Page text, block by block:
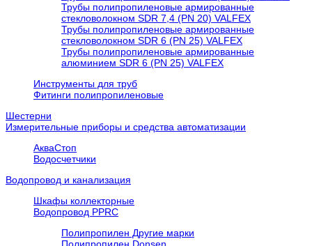
Трубы полипропиленовые армированные
стекловолокном SDR 7,4 (PN 20) VALFEX
Трубы полипропиленовые армированные
стекловолокном SDR 6 (PN 25) VALFEX
Трубы полипропиленовые армированные
алюминием SDR 6 (PN 25) VALFEX
Инструменты для труб
Фитинги полипропиленовые
Шестерни
Измерительные приборы и средства автоматизации
АкваСтоп
Водосчетчики
Водопровод и канализация
Шкафы коллекторные
Водопровод PPRC
Полипропилен Другие марки